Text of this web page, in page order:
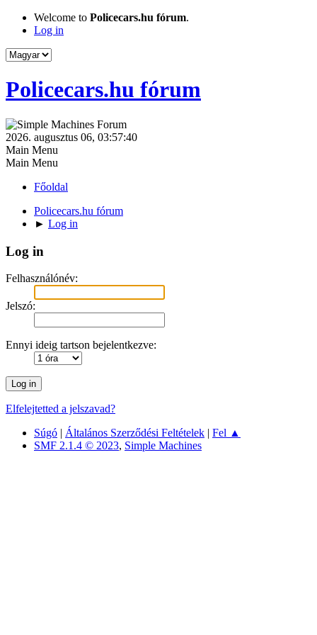
Welcome to Policecars.hu fórum.
Log in
Policecars.hu fórum
2026. augusztus 06, 03:57:40
Main Menu
Main Menu
Főoldal
Policecars.hu fórum
► Log in
Log in
Felhasználónév:
Jelszó:
Ennyi ideig tartson bejelentkezve:
Elfelejtetted a jelszavad?
Súgó | Általános Szerződési Feltételek | Fel ▲
SMF 2.1.4 © 2023, Simple Machines